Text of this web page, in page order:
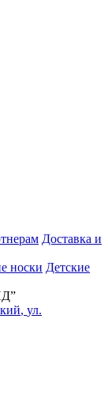
Доставка и
носки Детские
, ул.